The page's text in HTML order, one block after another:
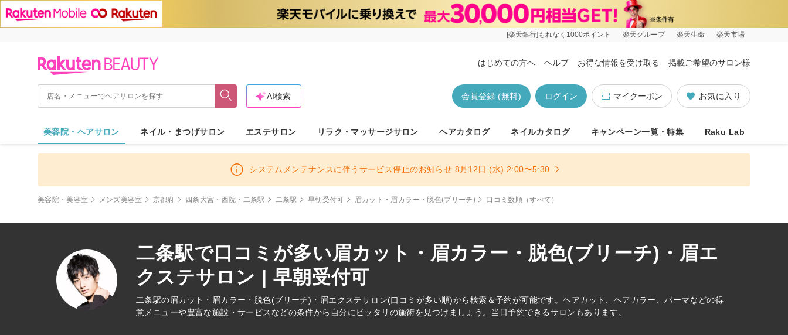
[楽天銀行]もれなく1000ポイント 楽天グループ 楽天生命 楽天市場
はじめての方へ ヘルプ お得な情報を受け取る 掲載ご希望のサロン様
お気に入り
マイクーポン
ログイン
会員登録 (無料)
AI検索
美容院・ヘアサロン ネイル・まつげサロン エステサロン リラク・マッサージサロン ヘアカタログ ネイルカタログ キャンペーン一覧・特集 Raku Lab
システムメンテナンスに伴うサービス停止のお知らせ 8月12日 (水) 2:00〜5:30
美容院・美容室 メンズ美容室 京都府 四条大宮・西院・二条駅 二条駅 早朝受付可 眉カット・眉カラー・脱色(ブリーチ) 口コミ数順（すべて）
二条駅で口コミが多い眉カット・眉カラー・脱色(ブリーチ)・眉エ
クステサロン | 早朝受付可
二条駅の眉カット・眉カラー・脱色(ブリーチ)・眉エクステサロン(口コミが多い順)から検索＆予約が可能です。ヘアカット、ヘアカラー、パーマなどの得
意メニューや豊富な施設・サービスなどの条件から自分にピッタリの施術を見つけましょう。当日予約できるサロンもあります。